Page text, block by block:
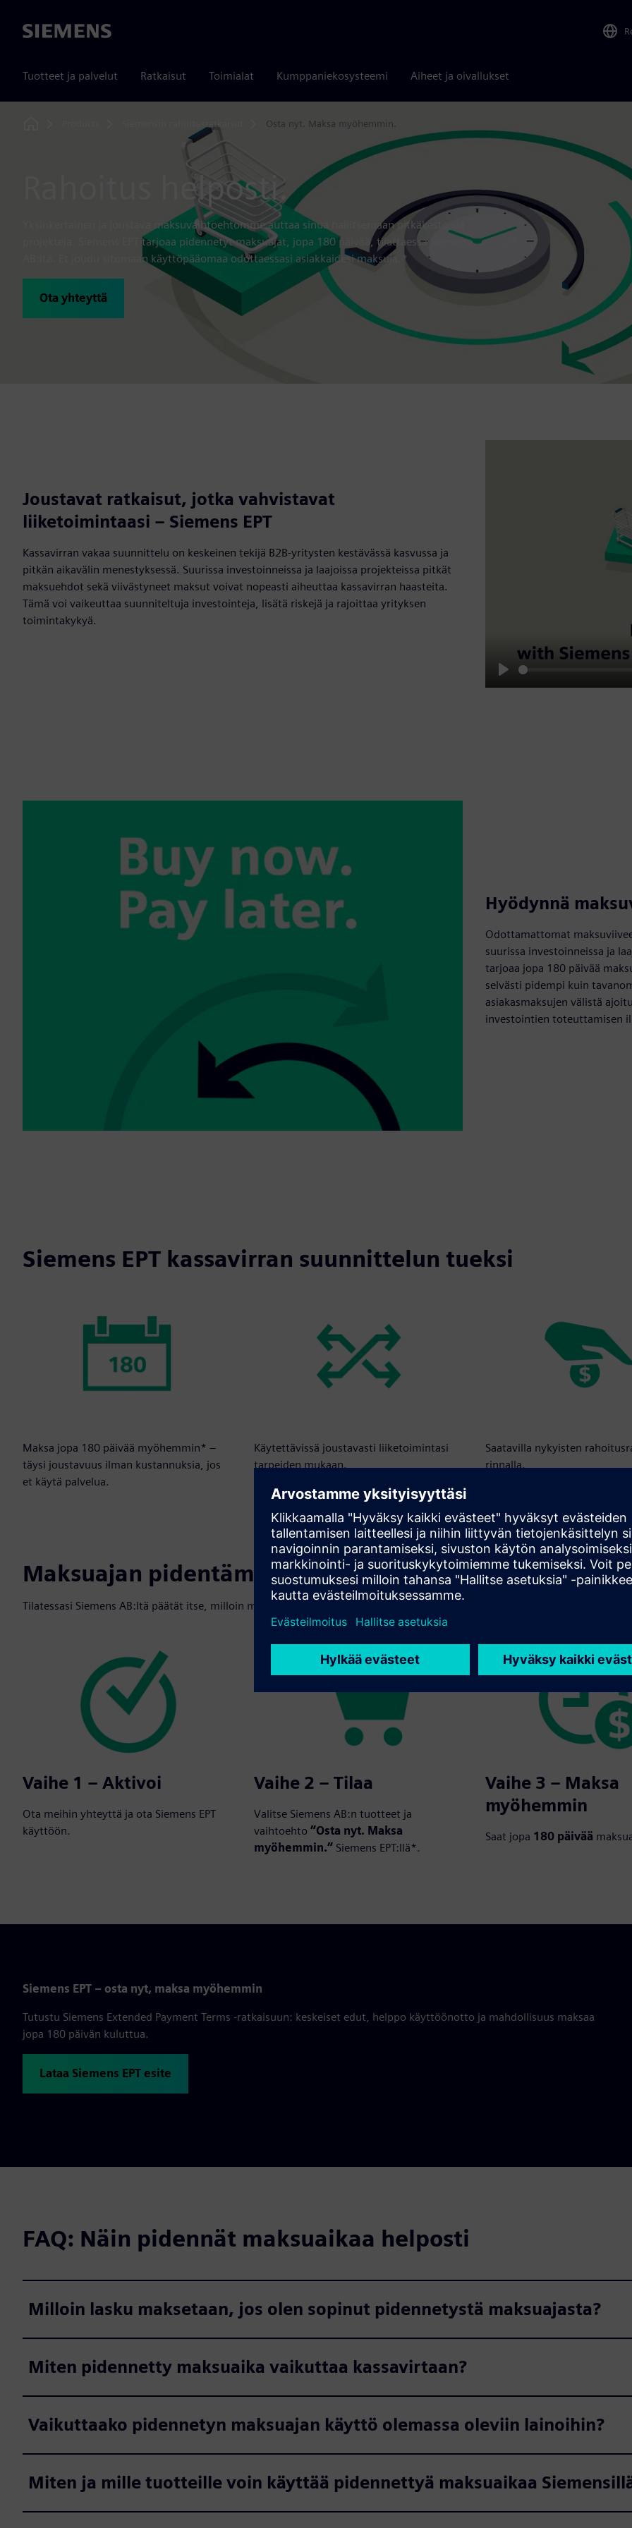
Siemens
Tuotteet ja palvelut Ratkaisut Toimialat Kumppaniekosysteemi Aiheet ja oivallukset
Siemensin rahoitusratkaisut Osta nyt. Maksa myöhemmin.
Rahoitus helposti.
Yksinkertainen ja joustava maksuvaihtoehtomme auttaa sinua hallitsemaan pitkäkestoisia
projekteja. Siemens EPT tarjoaa pidennetyt maksuajat, jopa 180 päivää, tilattaessa Siemens
AB:ltä. Et joudu sitomaan käyttöpääomaa odottaessasi asiakkaidesi maksuja.*
Ota yhteyttä
Joustavat ratkaisut, jotka vahvistavat
liiketoimintaasi – Siemens EPT
Kassavirran vakaa suunnittelu on keskeinen tekijä B2B‑yritysten kestävässä kasvussa ja
pitkän aikavälin menestyksessä. Suurissa investoinneissa ja laajoissa projekteissa pitkät
maksuehdot sekä viivästyneet maksut voivat nopeasti aiheuttaa kassavirran haasteita.
Tämä voi vaikeuttaa suunniteltuja investointeja, lisätä riskejä ja rajoittaa yrityksen
toimintakykyä.
Play
Hyödynnä
Odottamattomat
suurissa investoinneissa ja
tarjoaa jopa 180 päivää
selvästi pidempi kuin
asiakasmaksujen välistä
investointien toteuttamisen
Siemens EPT kassavirran suunnittelun tueksi
Maksa jopa 180 päivää myöhemmin* –
täysi joustavuus ilman kustannuksia, jos
et käytä palvelua.
Käytettävissä joustavasti liiketoimintasi
tarpeiden mukaan.
Saatavilla nykyisten
rinnalla.
Maksuajan pidentäminen on helppoa
Tilatessasi Siemens AB:ltä päätät itse, milloin maksat – jopa
Vaihe 1 – Aktivoi
Ota meihin yhteyttä ja ota Siemens EPT
käyttöön.
Vaihe 2 – Tilaa
Valitse Siemens AB:n tuotteet ja
vaihtoehto ”Osta nyt. Maksa
myöhemmin.” Siemens EPT:llä*.
Vaihe 3 – Maksa
myöhemmin
Saat jopa 180 päivää
Siemens EPT – osta nyt, maksa myöhemmin
Tutustu Siemens Extended Payment Terms -ratkaisuun: keskeiset edut, helppo käyttöönotto ja mahdollisuus maksaa
jopa 180 päivän kuluttua.
Lataa Siemens EPT esite
FAQ: Näin pidennät maksuaikaa helposti
Milloin lasku maksetaan, jos olen sopinut pidennetystä maksuajasta?
Miten pidennetty maksuaika vaikuttaa kassavirtaan?
Vaikuttaako pidennetyn maksuajan käyttö olemassa oleviin lainoihin?
Miten ja mille tuotteille voin käyttää pidennettyä maksuaikaa